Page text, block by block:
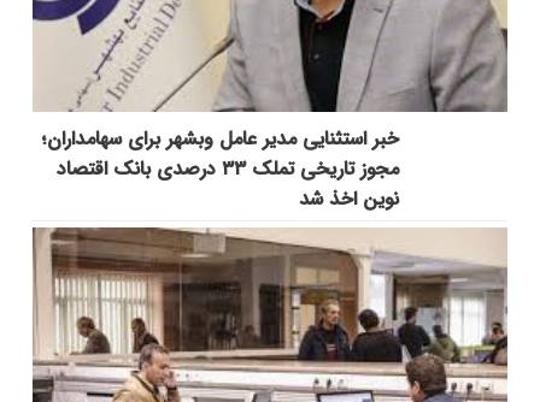
خبر استثنایی مدیر عامل وبشهر برای سهامداران؛
مجوز تاریخی تملک ۳۳ درصدی بانک اقتصاد
نوین اخذ شد